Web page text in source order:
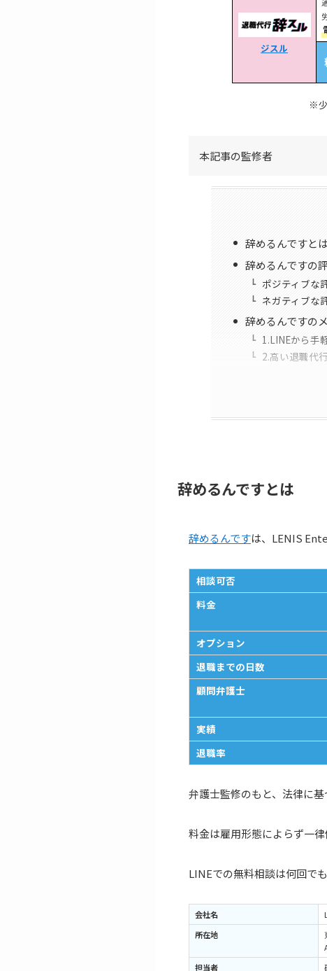
ジスル
※
本記事の監修者
辞めるんですとは
辞めるんですの
ポジティブな
ネガティブな
辞めるんですの
1.LINEから手
2.高い退職代
辞めるんですとは
辞めるんですは、LENIS
相談可否
料金
オプション
退職までの日数
顧問弁護士
実績
退職率
弁護士監修のもと、法律に
料金は雇用形態によらず一
LINEでの無料相談は何回で
会社名
所在地
担当者